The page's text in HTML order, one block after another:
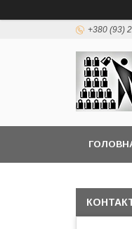
+380 (93)